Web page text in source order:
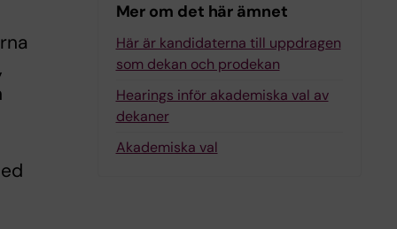
Mer om det här ämnet
Här är kandidaterna till uppdragen
som dekan och prodekan
Hearings inför akademiska val av
dekaner
Akademiska val